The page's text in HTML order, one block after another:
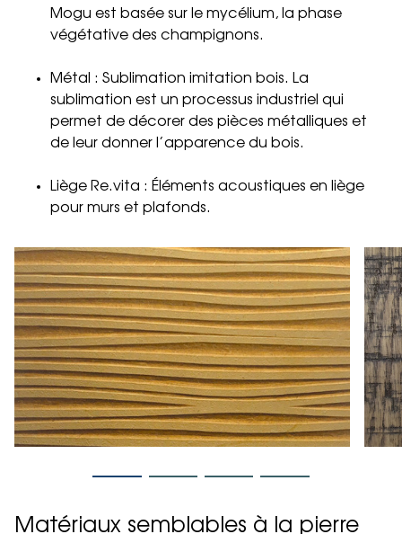
Mogu est basée sur le mycélium, la phase
végétative des champignons.
Métal : Sublimation imitation bois. La
sublimation est un processus industriel qui
permet de décorer des pièces métalliques et
de leur donner l’apparence du bois.
Liège Re.vita : Éléments acoustiques en liège
pour murs et plafonds.
Matériaux semblables à la pierre